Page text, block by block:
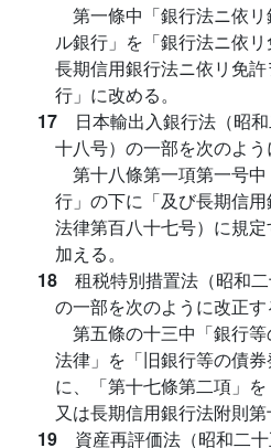
第一條中「銀行法ニ依
ル銀行」を「銀行法ニ依
長期信用銀行法ニ依リ免
行」に改める。
17 日本輸出入銀行法（昭
十八号）の一部を次のよう
第十八條第一項第一号
行」の下に「及び長期信
法律第百八十七号）に規
加える。
18 租税特別措置法（昭和
の一部を次のように改正す
第五條の十三中「銀行
法律」を「旧銀行等の債券
に、「第十七條第二項」
又は長期信用銀行法附則第
19 資産再評価法（昭和二